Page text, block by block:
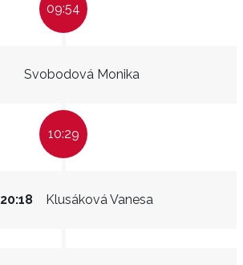
09:54
Svobodová Monika
10:29
Klusáková Vanesa
20:18